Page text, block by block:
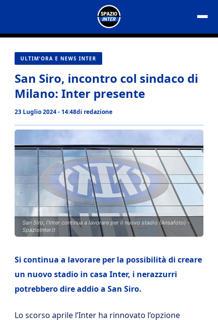
contenuto
ULTIM'ORA E NEWS INTER
San Siro, incontro col sindaco di
Milano: Inter presente
23 Luglio 2024 - 14:48di redazione
San Siro, l'Inter continua a lavorare per il nuovo stadio (Ansafoto) -
SpazioInter.it
Si continua a lavorare per la possibilità di creare
un nuovo stadio in casa Inter, i nerazzurri
potrebbero dire addio a San Siro.
Lo scorso aprile l’Inter ha rinnovato l’opzione